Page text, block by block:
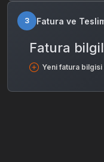
3 Fatura ve
Fatura
Yeni fatura bilgisi